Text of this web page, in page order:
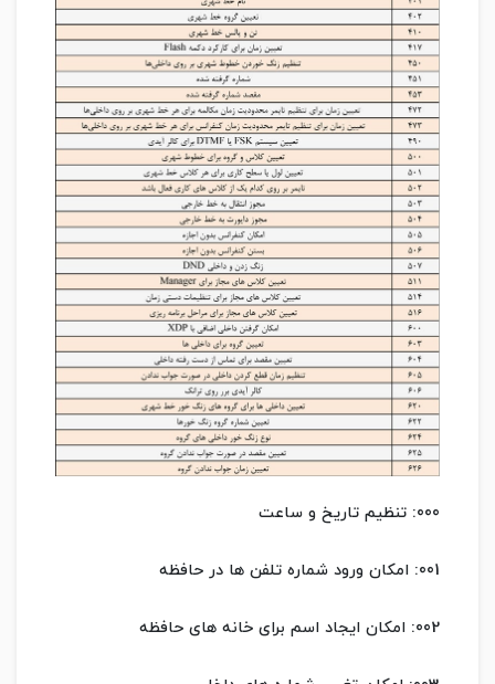
000: تنظیم تاریخ و ساعت
001: امکان ورود شماره تلفن ها در حافظه
002: امکان ایجاد اسم برای خانه های حافظه